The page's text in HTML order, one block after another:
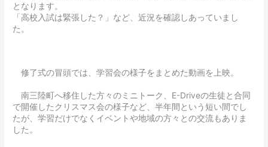
となります。
「高校入試は緊張した？」など、近況を確認しあっていまし
た。
修了式の冒頭では、学習会の様子をまとめた動画を上映。
南三陸町へ移住した方々のミニトーク、E-Driveの生徒と合同
で開催したクリスマス会の様子など、半年間という短い間でし
たが、学習だけでなくイベントや地域の方々との交流もありま
した。